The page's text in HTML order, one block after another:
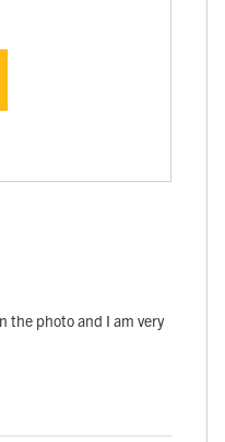
the photo and I am very